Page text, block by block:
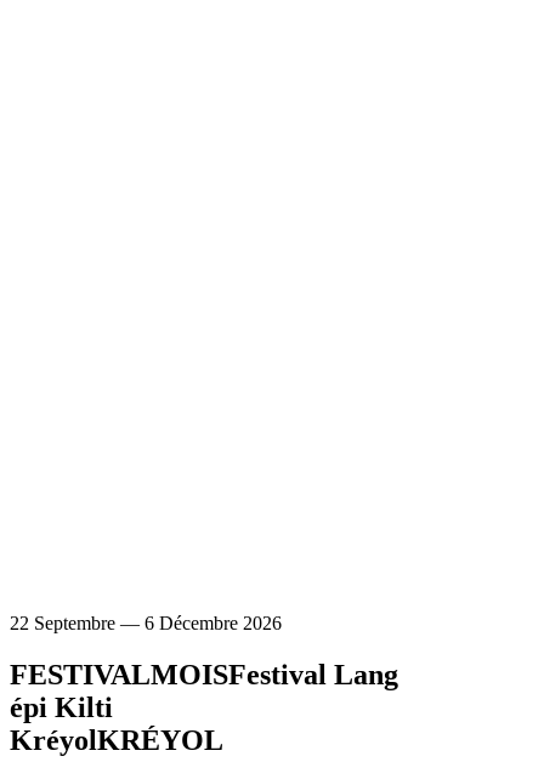
22 Septembre — 6 Décembre 2026
FESTIVALMOISFestival Lang
épi Kilti
KréyolKRÉYOL